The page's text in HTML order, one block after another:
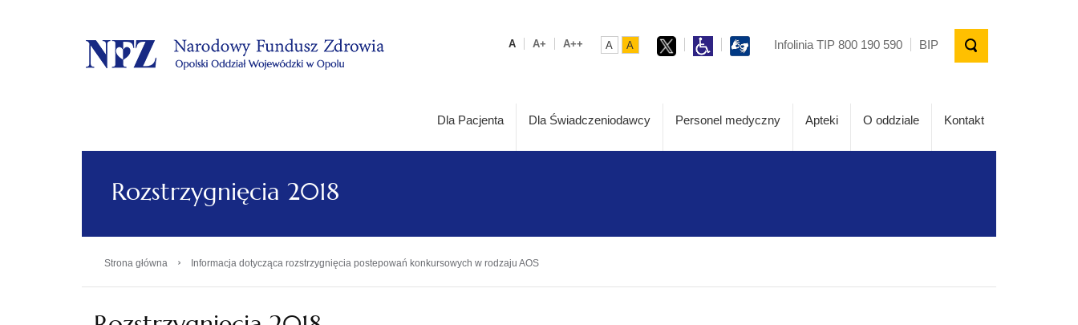
. A A+ A++ A A Infolinia TIP 800 190 590 BIP
Dla Pacjenta Dla Świadczeniodawcy Personel medyczny Apteki O oddziale Kontakt
Rozstrzygnięcia 2018
Strona główna › Informacja dotycząca rozstrzygnięcia postepowań konkursowych w rodzaju AOS